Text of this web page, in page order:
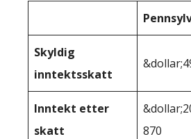
Skyldig
inntektsskatt
Inntekt etter
skatt
870